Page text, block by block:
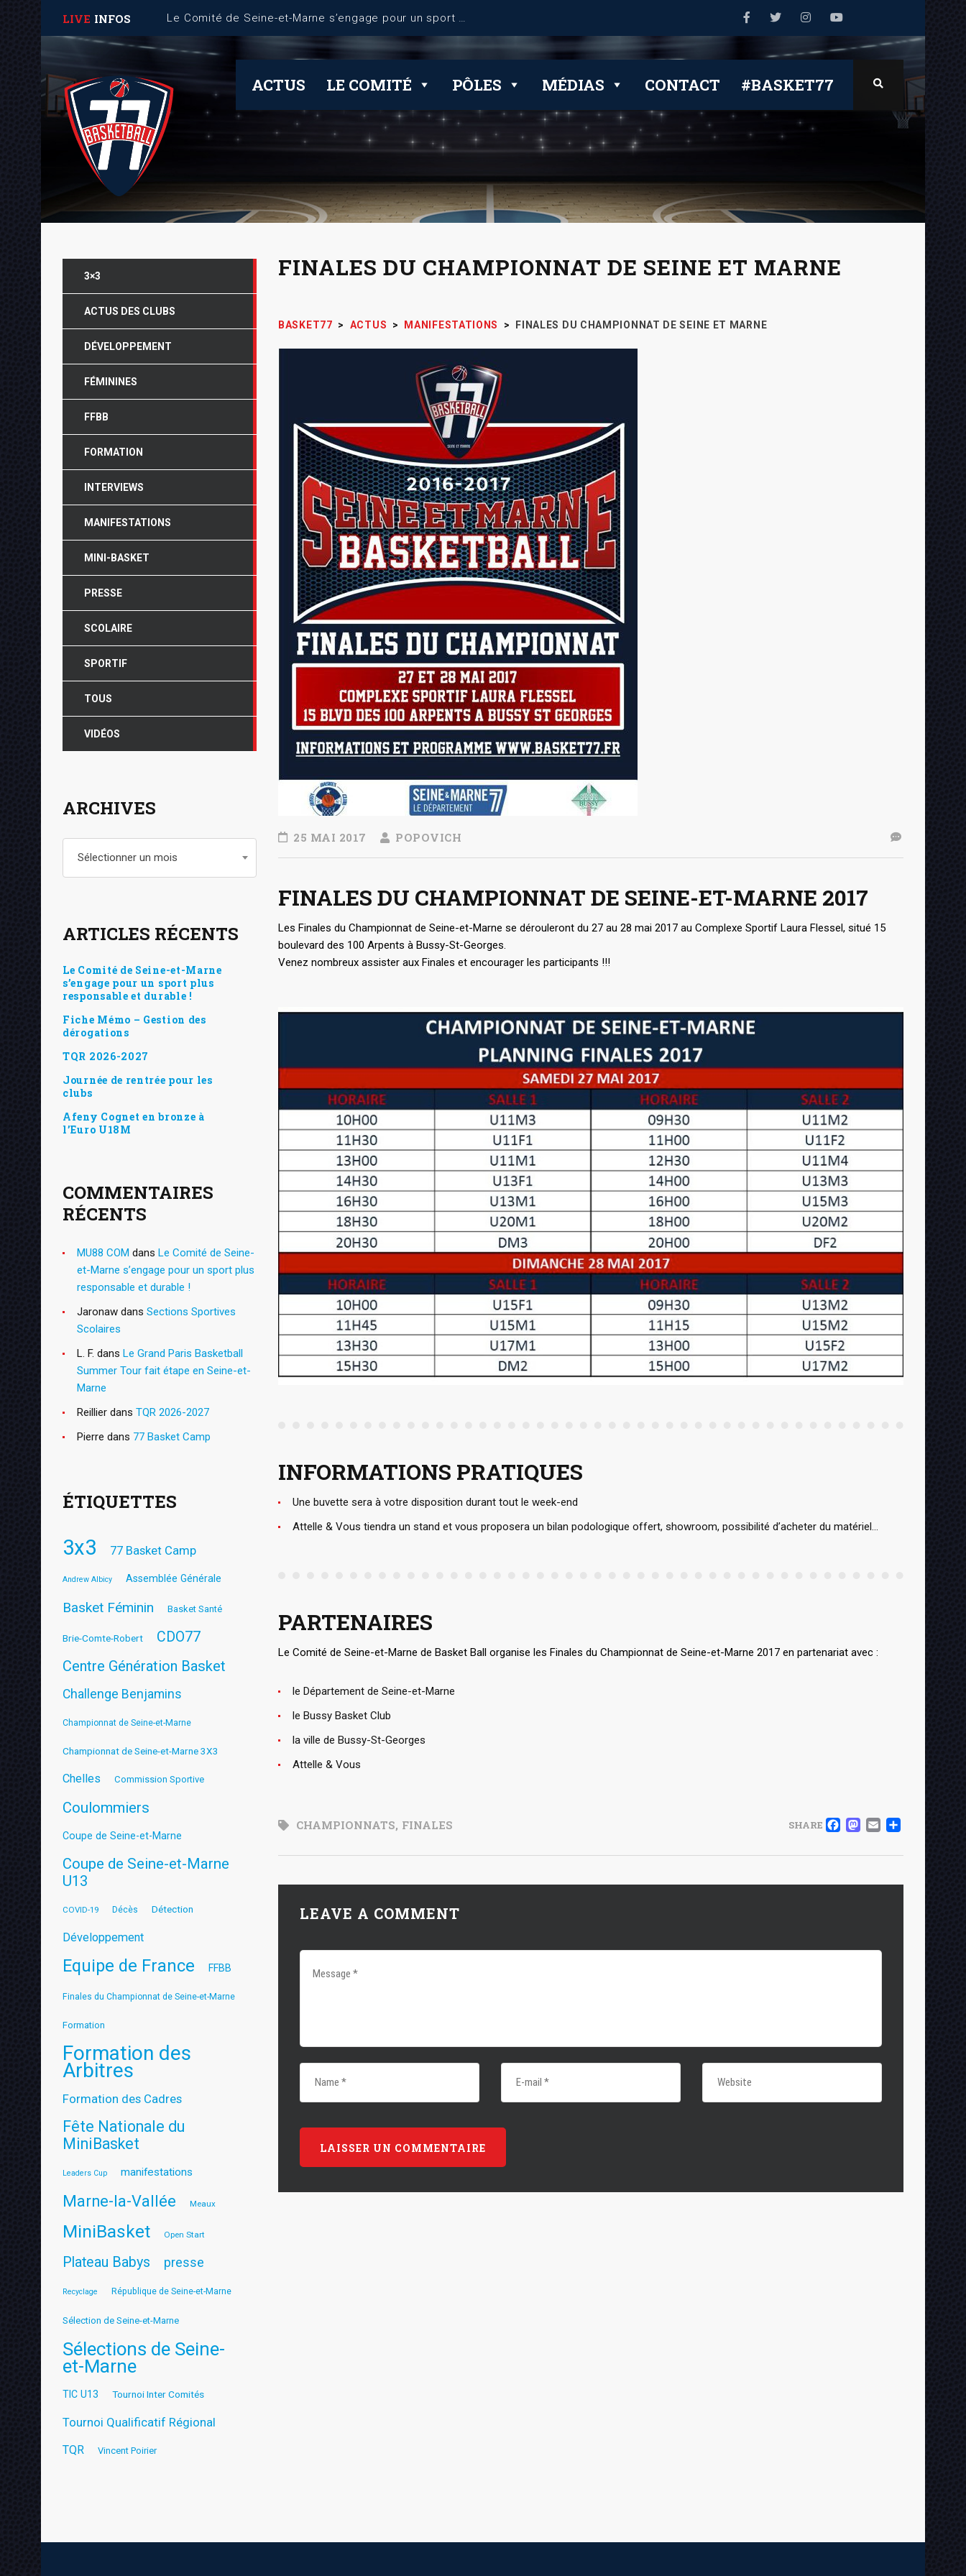
LIVE INFOS
ACTUS LE COMITÉ PÔLES MÉDIAS CONTACT #BASKET77
FINALES DU CHAMPIONNAT DE SEINE ET MARNE
BASKET77 > ACTUS > MANIFESTATIONS > FINALES DU CHAMPIONNAT DE SEINE ET MARNE
25 MAI 2017 POPOVICH
FINALES DU CHAMPIONNAT DE SEINE-ET-MARNE 2017
Les Finales du Championnat de Seine-et-Marne se dérouleront du 27 au 28 mai 2017 au Complexe Sportif Laura Flessel, situé 15
boulevard des 100 Arpents à Bussy-St-Georges.
Venez nombreux assister aux Finales et encourager les participants !!!
INFORMATIONS PRATIQUES
Une buvette sera à votre disposition durant tout le week-end
Attelle & Vous tiendra un stand et vous proposera un bilan podologique offert, showroom, possibilité d’acheter du matériel…
PARTENAIRES
Le Comité de Seine-et-Marne de Basket Ball organise les Finales du Championnat de Seine-et-Marne 2017 en partenariat avec :
le Département de Seine-et-Marne
le Bussy Basket Club
la ville de Bussy-St-Georges
Attelle & Vous
CHAMPIONNATS, FINALES SHARE FACEBOOK
EMAIL
LEAVE A COMMENT
3×3
ACTUS DES CLUBS
DÉVELOPPEMENT
FÉMININES
FFBB
FORMATION
INTERVIEWS
MANIFESTATIONS
MINI-BASKET
PRESSE
SCOLAIRE
SPORTIF
TOUS
VIDÉOS
ARCHIVES
Sélectionner un mois
ARTICLES RÉCENTS
Le Comité de Seine-et-Marne
s’engage pour un sport plus
responsable et durable !
Fiche Mémo – Gestion des
dérogations
TQR 2026-2027
Journée de rentrée pour les
clubs
Afeny Cognet en bronze à
l’Euro U18M
COMMENTAIRES
RÉCENTS
MU88 COM dans Le Comité de Seine-
et-Marne s’engage pour un sport plus
responsable et durable !
Jaronaw dans Sections Sportives
Scolaires
L. F. dans Le Grand Paris Basketball
Summer Tour fait étape en Seine-et-
Marne
Reillier dans TQR 2026-2027
Pierre dans 77 Basket Camp
ÉTIQUETTES
3x3 77 Basket Camp
Andrew Albicy Assemblée Générale
Basket Féminin Basket Santé
Brie-Comte-Robert CDO77
Centre Génération Basket
Challenge Benjamins
Championnat de Seine-et-Marne
Championnat de Seine-et-Marne 3X3
Chelles Commission Sportive
Coulommiers
Coupe de Seine-et-Marne
Coupe de Seine-et-Marne
U13
COVID-19 Décès Détection
Développement
Equipe de France FFBB
Finales du Championnat de Seine-et-Marne
Formation
Formation des
Arbitres
Formation des Cadres
Fête Nationale du
MiniBasket
Leaders Cup manifestations
Marne-la-Vallée Meaux
MiniBasket Open Start
Plateau Babys presse
Recyclage République de Seine-et-Marne
Sélection de Seine-et-Marne
Sélections de Seine-
et-Marne
TIC U13 Tournoi Inter Comités
Tournoi Qualificatif Régional
TQR Vincent Poirier